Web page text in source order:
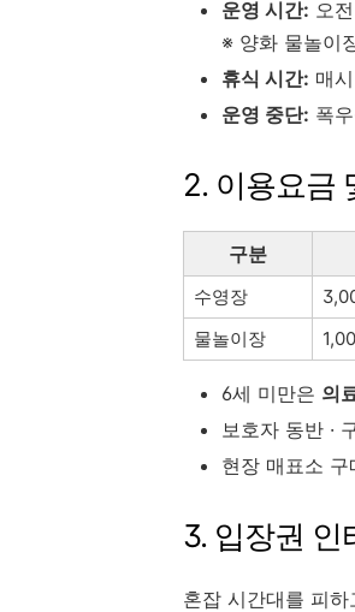
운영 시간: 오
※ 양화 물놀이
휴식 시간: 매
운영 중단: 폭
2. 이용요금
구분
수영장
물놀이장
6세 미만은 의
보호자 동반 ·
현장 매표소
3. 입장권 인
혼잡 시간대를 피하